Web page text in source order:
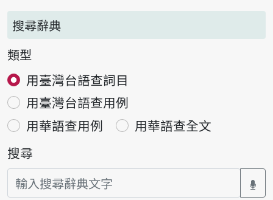
搜尋辭典
類型
用臺灣台語查詞目
用臺灣台語查用例
用華語查用例
用華語查全文
搜尋